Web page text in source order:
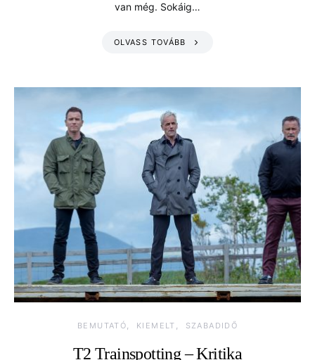
van még. Sokáig…
OLVASS TOVÁBB
BEMUTATÓ KIEMELT SZABADIDŐ
T2 Trainspotting – Kritika